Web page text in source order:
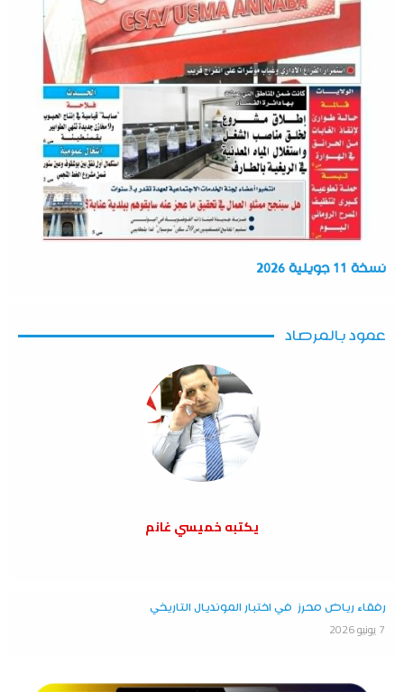
نسخة 11 جويلية 2026
عمود بالمرصاد
يكتبه خميسي غانم
رفقاء رياض محرز في اختبار المونديال التاريخي
7 يونيو 2026